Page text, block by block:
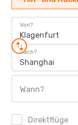
Von?
Klagenfurt
Nach?
Shanghai
Wann?
Direktflüge